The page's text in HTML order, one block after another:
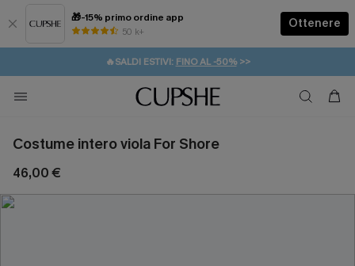
🎁-15% primo ordine app
50 k+
Ottenere
⚡️-15% SUGLI ESSENZIALI DA VACANZA | ACQUISTA
🔥SALDI ESTIVI: FINO AL -50%>>
🚚SPEDIZIONE GRATUITA DA 49€
💌REGALO PER I NUOVI: 20% DI SCONTO*
Costume intero viola For Shore
46,00 €